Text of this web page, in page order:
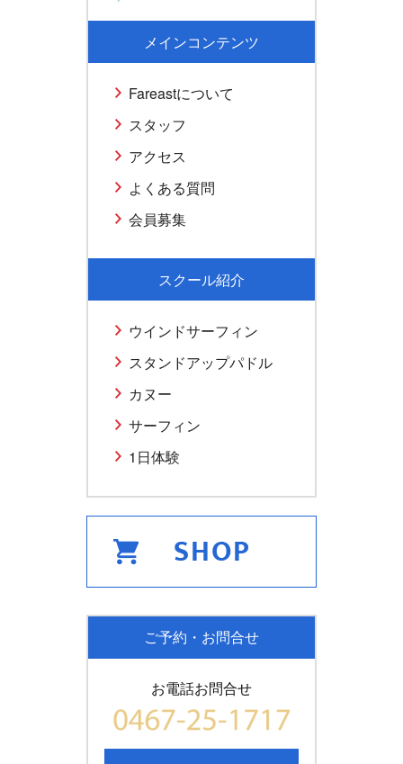
メインコンテンツ
Fareastについて
スタッフ
アクセス
よくある質問
会員募集
スクール紹介
ウインドサーフィン
スタンドアップパドル
カヌー
サーフィン
1日体験
ご予約・お問合せ
お電話お問合せ